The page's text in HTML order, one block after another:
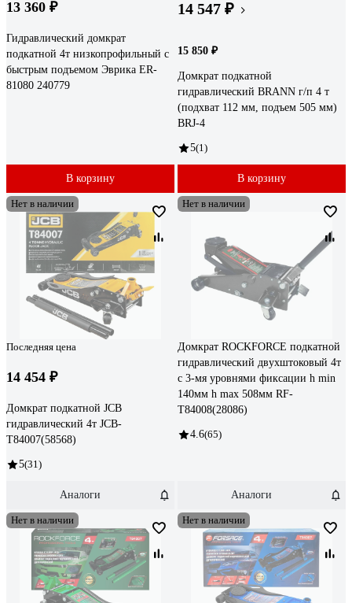
13 360 ₽
Гидравлический домкрат
подкатной 4т низкопрофильный с
быстрым подъемом Эврика ER-
81080 240779
В корзину
14 547 ₽
15 850 ₽
Домкрат подкатной
гидравлический BRANN г/п 4 т
(подхват 112 мм, подъем 505 мм)
BRJ-4
5(1)
В корзину
Нет в наличии
Последняя цена
14 454 ₽
Домкрат подкатной JCB
гидравлический 4т JCB-
T84007(58568)
5(31)
Аналоги
Нет в наличии
Домкрат ROCKFORCE подкатной
гидравлический двухштоковый 4т
с 3-мя уровнями фиксации h min
140мм h max 508мм RF-
T84008(28086)
4.6(65)
Аналоги
Нет в наличии Нет в наличии